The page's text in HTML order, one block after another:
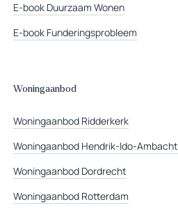
E-book Duurzaam Wonen
E-book Funderingsprobleem
Woningaanbod
Woningaanbod Ridderkerk
Woningaanbod Hendrik-Ido-Ambacht
Woningaanbod Dordrecht
Woningaanbod Rotterdam